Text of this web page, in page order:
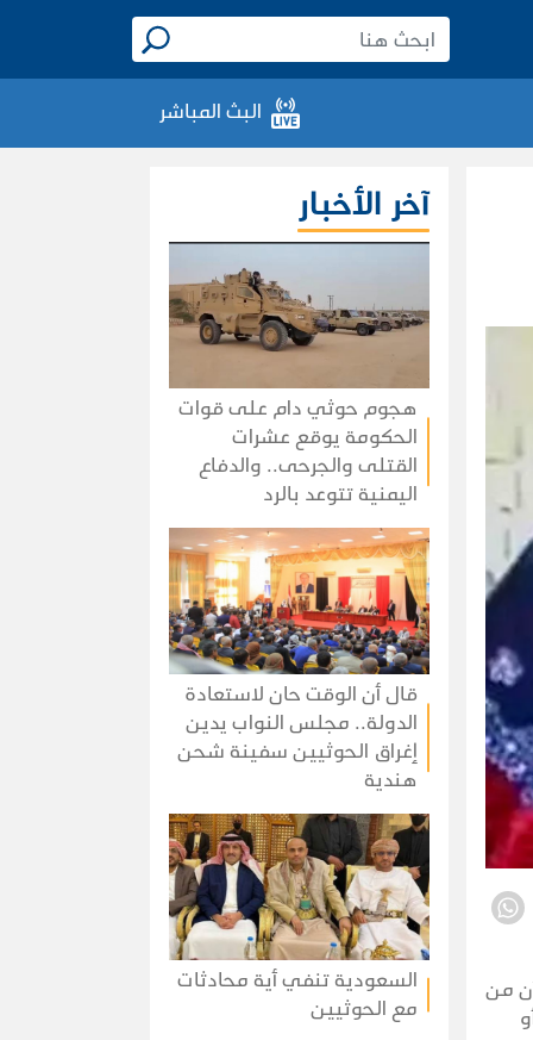
البث المباشر
من
آخر الأخبار
هجوم حوثي دام على قوات
الحكومة يوقع عشرات
القتلى والجرحى.. والدفاع
اليمنية تتوعد بالرد
قال أن الوقت حان لاستعادة
الدولة.. مجلس النواب يدين
إغراق الحوثيين سفينة شحن
هندية
السعودية تنفي أية محادثات
مع الحوثيين